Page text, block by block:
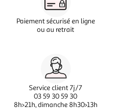
Paiement sécurisé en ligne
ou au retrait
Service client 7j/7
03 59 30 59 30
8h>21h, dimanche 8h30>13h